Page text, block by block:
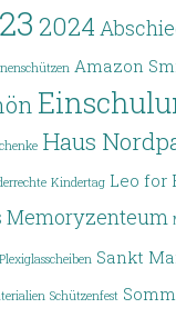
2024
Amazon
Haus
Kindertag Leo for
Memoryzenteum
Plexiglasscheiben Sankt
Schützenfest